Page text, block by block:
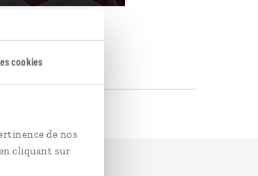
cookies
de nos
cliquant sur